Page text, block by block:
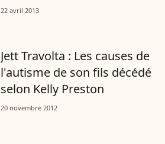
22 avril 2013
Jett Travolta : Les causes de
l'autisme de son fils décédé
selon Kelly Preston
20 novembre 2012